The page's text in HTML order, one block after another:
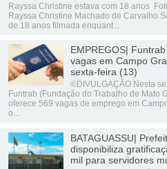
Rayssa Christine estava com 18 anos
Rayssa Christine Machado de Carvalho
de 18 anos filmada enquant...
EMPREGOS|
vagas em Campo
sexta-feira (13)
©DIVULGAÇÃO Nesta
Funtrab (Fundação do Trabalho de Mato
oferece 569 vagas de emprego em
o...
BATAGUASSU|
disponibiliza
mil para servidores